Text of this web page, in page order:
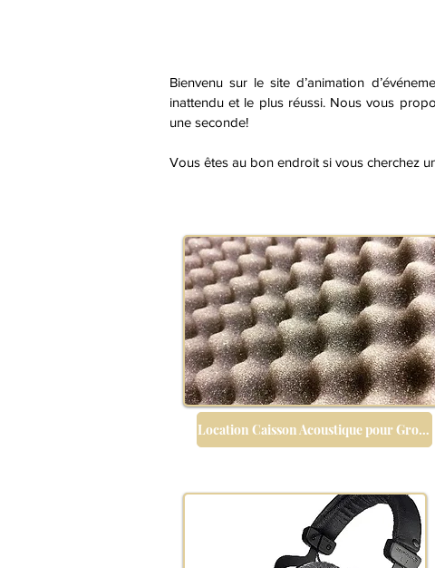
Bienvenu sur le site d’animation
inattendu et le plus réussi. Nous vous
une seconde!
Vous êtes au bon endroit si vous cherchez
Location Caisson Acoustique pour Groupe Electrogene